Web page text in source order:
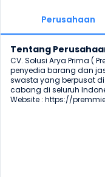
Perusahaan
Tentang
CV. Solusi Arya Prima (
penyedia barang dan
swasta yang berpusat
cabang di seluruh
Website : https://